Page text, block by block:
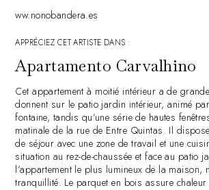
ww.nonobandera.es
APPRÉCIEZ CET ARTISTE DANS :
Apartamento Carvalhino
Cet appartement à moitié intérieur a de
donnent sur le patio jardin intérieur, animé
fontaine, tandis qu’une série de hautes
matinale de la rue de Entre Quintas. Il
de séjour avec une zone de travail et une
situation au rez-de-chaussée et face au patio
l’appartement le plus lumineux de la maison,
tranquillité. Le parquet en bois assure chaleur